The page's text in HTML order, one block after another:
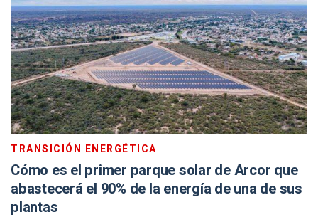
TRANSICIÓN ENERGÉTICA
Cómo es el primer parque solar de Arcor que
abastecerá el 90% de la energía de una de sus
plantas